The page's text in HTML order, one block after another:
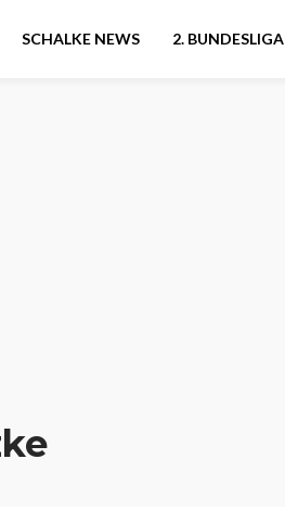
SCHALKE NEWS 2. BUNDESLIGA